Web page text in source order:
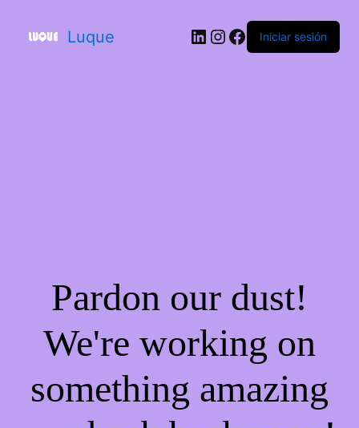
Luque Iniciar sesión
Pardon our dust!
We're working on
something amazing